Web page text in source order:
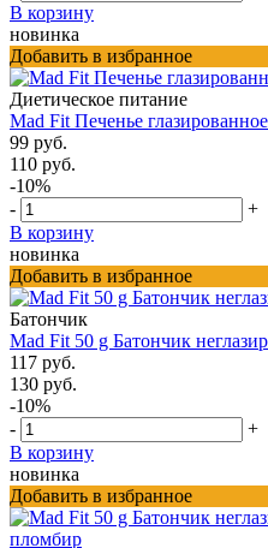
В корзину
новинка
Добавить в избранное
Диетическое питание
Mad Fit Печенье
99 руб.
110 руб.
-10%
-
+
В корзину
новинка
Добавить в избранное
Батончик
Mad Fit 50 g Батончик
117 руб.
130 руб.
-10%
-
+
В корзину
новинка
Добавить в избранное